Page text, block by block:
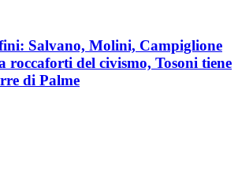
Salvano, Molini, Campiglione
roccaforti del civismo, Tosoni tiene
di Palme